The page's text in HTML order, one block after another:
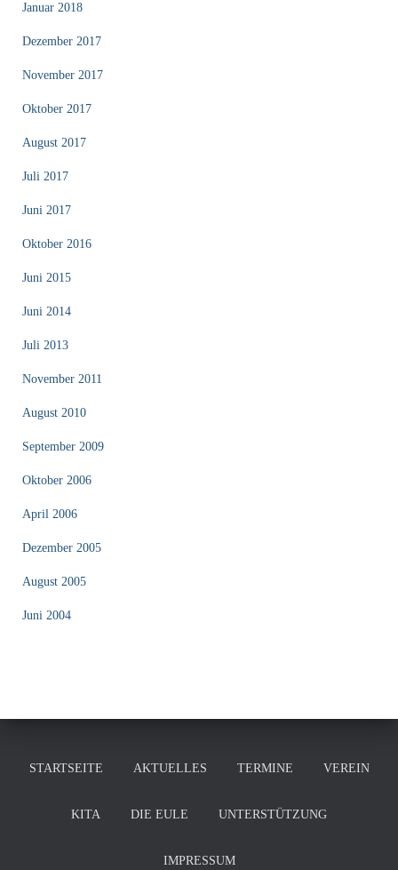
Januar 2018
Dezember 2017
November 2017
Oktober 2017
August 2017
Juli 2017
Juni 2017
Oktober 2016
Juni 2015
Juni 2014
Juli 2013
November 2011
August 2010
September 2009
Oktober 2006
April 2006
Dezember 2005
August 2005
Juni 2004
STARTSEITE AKTUELLES TERMINE VEREIN
KITA DIE EULE UNTERSTÜTZUNG
IMPRESSUM